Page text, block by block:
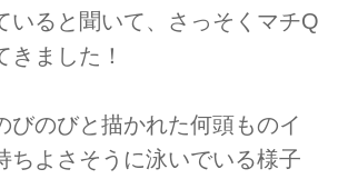
いると聞いて、さっそくマチQ
きました！
びのびと描かれた何頭ものイ
ちよさそうに泳いでいる様子